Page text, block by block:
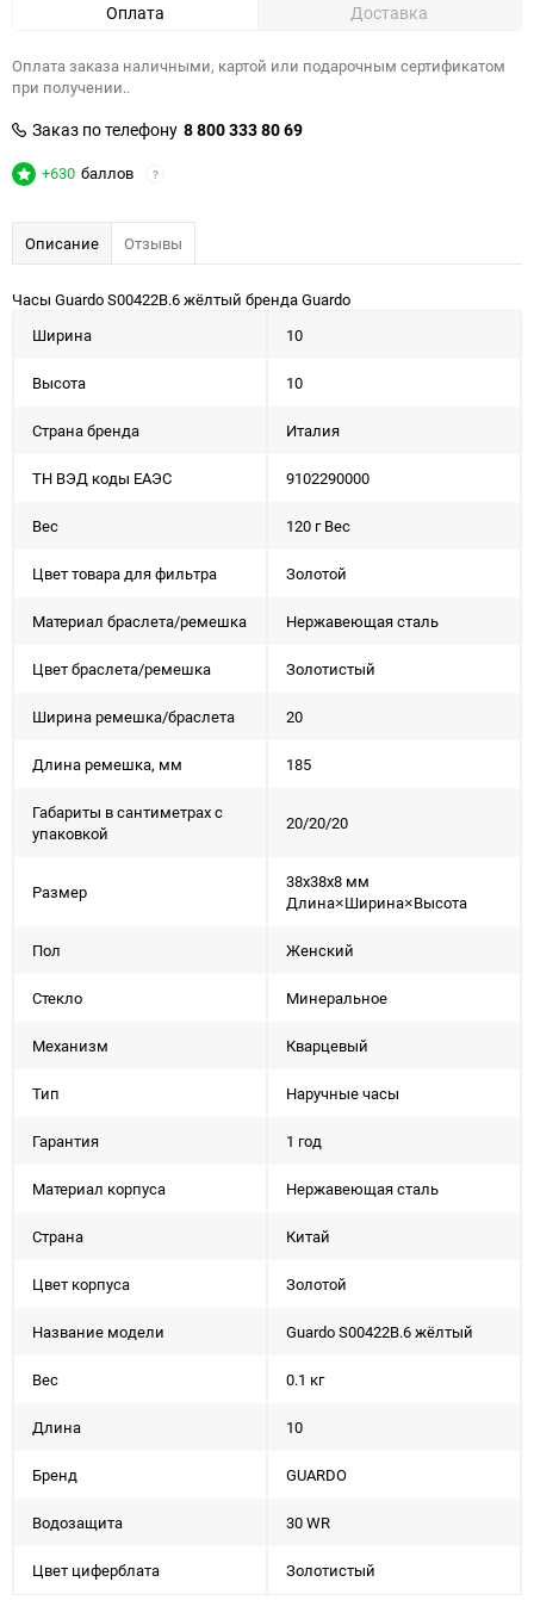
Оплата Доставка
Оплата заказа наличными, картой или подарочным сертификатом
при получении..
Заказ по телефону 8 800 333 80 69
+630 баллов ?
Описание Отзывы
Часы Guardo S00422B.6 жёлтый бренда Guardo
Ширина
10
Высота 10
Страна бренда Италия
ТН ВЭД коды ЕАЭС 9102290000
Вес 120 г Вес
Цвет товара для фильтра Золотой
Материал браслета/ремешка Нержавеющая сталь
Цвет браслета/ремешка Золотистый
Ширина ремешка/браслета 20
Длина ремешка, мм 185
Габариты в сантиметрах с
упаковкой
20/20/20
Размер
38x38x8 мм
Длина×Ширина×Высота
Пол Женский
Стекло Минеральное
Механизм Кварцевый
Тип Наручные часы
Гарантия 1 год
Материал корпуса Нержавеющая сталь
Страна Китай
Цвет корпуса Золотой
Название модели Guardo S00422B.6 жёлтый
Вес 0.1 кг
Длина 10
Бренд GUARDO
Водозащита 30 WR
Цвет циферблата Золотистый